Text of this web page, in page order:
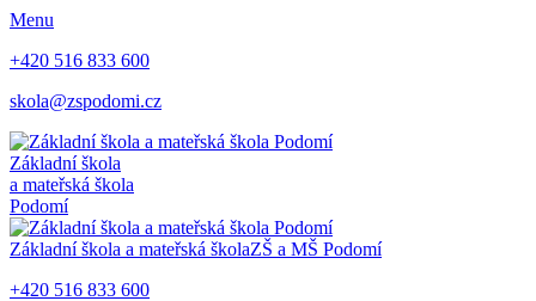
Menu
+420 516 833 600
skola@zspodomi.cz
Základní škola
a mateřská škola
Podomí
Základní škola a mateřská školaZŠ a MŠ Podomí
+420 516 833 600